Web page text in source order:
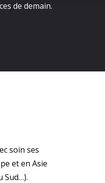
de demain.
soin ses
et en Asie
Sud…).